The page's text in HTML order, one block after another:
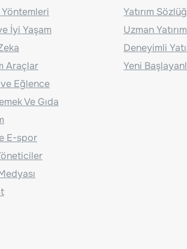
İyi Yaşam
Araçlar
Eğlence
Ve Gıda
E-spor
Yatırım
Uzman
Deneyimli
Yeni